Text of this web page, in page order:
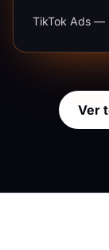
TikTok Ads —
Ver